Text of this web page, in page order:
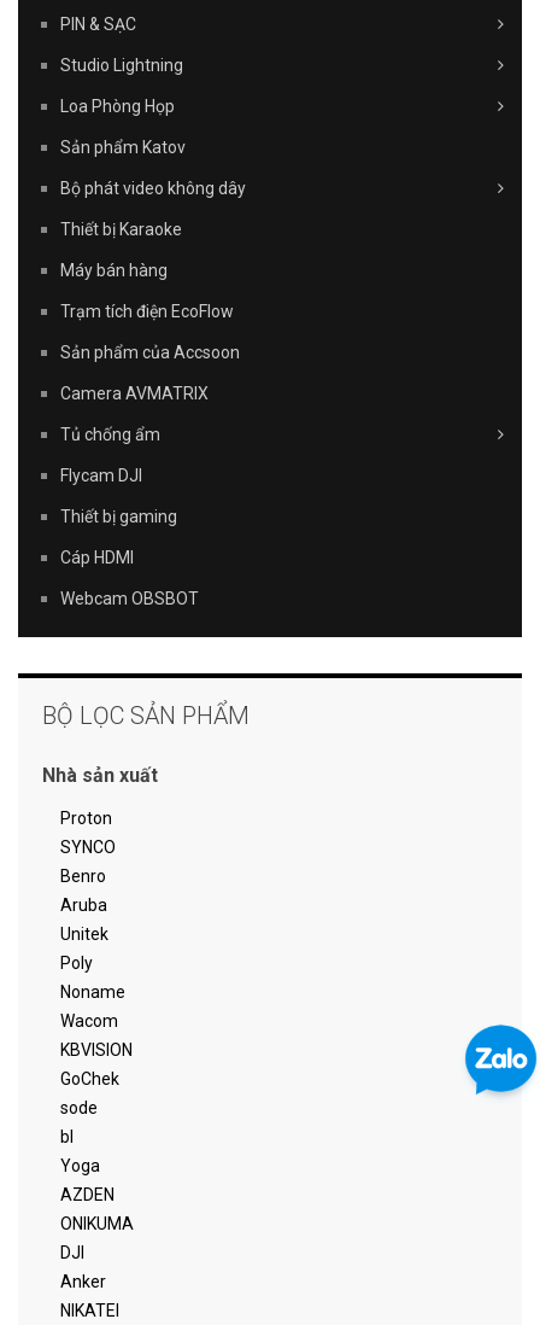
PIN & SẠC
Studio Lightning
Loa Phòng Họp
Sản phẩm Katov
Bộ phát video không dây
Thiết bị Karaoke
Máy bán hàng
Trạm tích điện EcoFlow
Sản phẩm của Accsoon
Camera AVMATRIX
Tủ chống ẩm
Flycam DJI
Thiết bị gaming
Cáp HDMI
Webcam OBSBOT
BỘ LỌC SẢN PHẨM
Nhà sản xuất
Proton
SYNCO
Benro
Aruba
Unitek
Poly
Noname
Wacom
KBVISION
GoChek
sode
bl
Yoga
AZDEN
ONIKUMA
DJI
Anker
NIKATEI